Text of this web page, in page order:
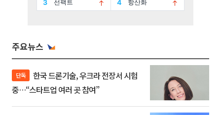
주요뉴스
단독
중…“스타트업 여러 곳 참여”